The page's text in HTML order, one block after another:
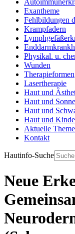
Exantheme
Fehlbildungen
Krampfadern
Physikal. u.
Wunden
Therapieformen
Lasertherapie
Haut und
Haut und Sonne
Haut und
Haut und
Aktuelle
Kontakt
Hautinfo-Suche
Neue